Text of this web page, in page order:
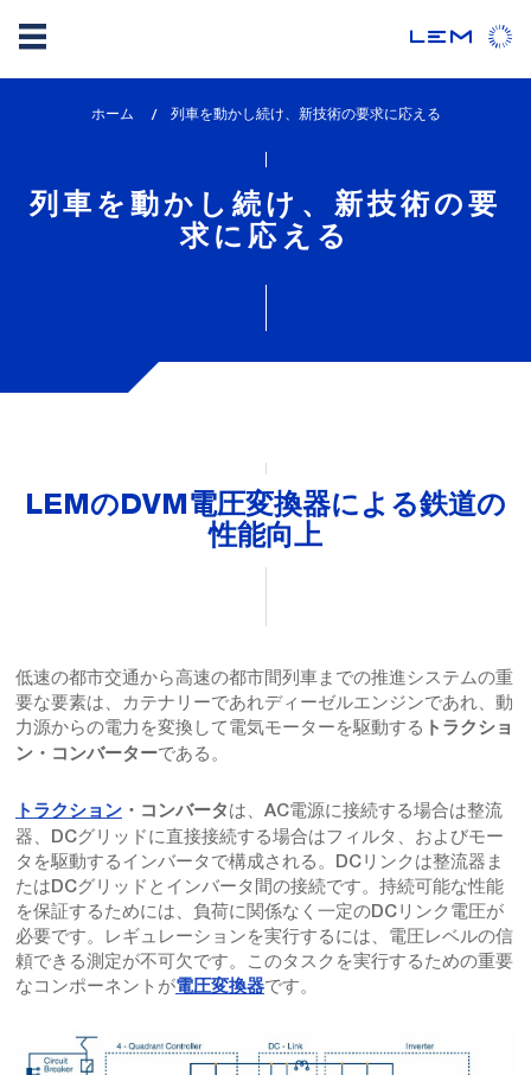
動
ホーム
lem_current_page
列車を動かし続け、新技術の要求に応える
列車を動かし続け、新技術の要
求に応える
LEMのDVM電圧変換器による鉄道の
性能向上
低速の都市交通から高速の都市間列車までの推進システムの重
要な要素は、カテナリーであれディーゼルエンジンであれ、動
力源からの電力を変換して電気モーターを駆動する トラクショ
ン・コンバーターである。
トラクション ・コンバータ は、AC電源に接続する場合は整流
器、DCグリッドに直接接続する場合はフィルタ、およびモー
タを駆動するインバータで構成される。DCリンクは整流器ま
たはDCグリッドとインバータ間の接続です。持続可能な性能
を保証するためには、負荷に関係なく一定のDCリンク電圧が
必要です。レギュレーションを実行するには、電圧レベルの信
頼できる測定が不可欠です。このタスクを実行するための重要
なコンポーネントが電圧変換器です。